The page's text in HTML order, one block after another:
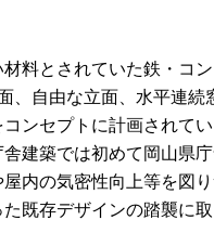
料とされていた鉄・コ
自由な立面、水平連続
ンセプトに計画されてい
建築では初めて岡山県
内の気密性向上等を図
既存デザインの踏襲に